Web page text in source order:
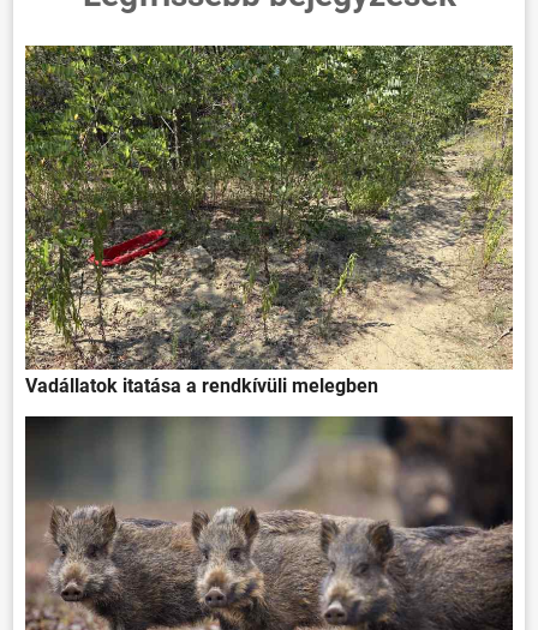
Vadállatok itatása a rendkívüli melegben